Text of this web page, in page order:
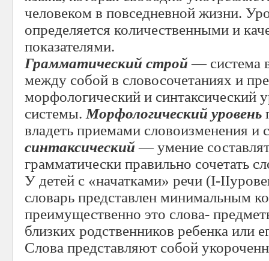
человеком в повседневной жизни.
определяется количественными и
показателями.
Грамматический строй— система
между собой в словосочетаниях и
морфологический и синтаксический
системы. Морфологический уровень
владеть приемами словоизменения и
синтаксический — умение
грамматически правильно сочетать
У детей с «начатками» речи (I-
словарь представлен минимальным
преимущественно это слова-
близких родственников ребенка или
Слова представляют собой